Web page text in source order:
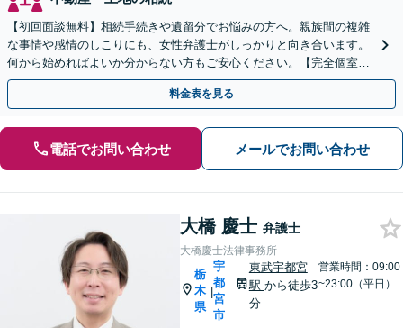
【初回面談無料】相続手続きや遺留分でお悩みの方へ。親族間の複雑
な事情や感情のしこりにも、女性弁護士がしっかりと向き合います。
何から始めればよいか分からない方もご安心ください。【完全個室・
バリアフリー完備】
料金表を見る
電話でお問い合わせ メールでお問い合わせ
大橋 慶士 弁護士
大橋慶士法律事務所
栃
木
県
|
宇
都
宮
市
東武宇都宮
駅 から徒歩3
分
営業時間：09:00
~23:00（平日）